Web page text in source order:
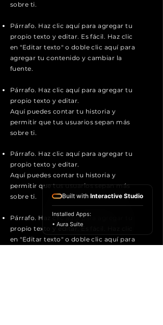
sobre ti.
Párrafo. Haz clic aquí para agregar tu
propio texto y editar. Es fácil. Haz clic
en "Editar texto" o doble clic aquí para
agregar tu contenido y cambiar la
fuente.
Párrafo. Haz clic aquí para agregar tu
propio texto y editar.
Aquí puedes contar tu historia y
permitir que tus usuarios sepan más
sobre ti.
Párrafo. Haz clic aquí para agregar tu
propio texto y editar.
Aquí puedes contar tu historia y
permitir que tus usuarios sepan más
sobre ti.
Párrafo. Haz clic aquí para agregar tu
propio texto y editar. Es fácil. Haz clic
en "Editar texto" o doble clic aquí para
Built with Interactive Studio
Installed Apps:
• Aura Suite